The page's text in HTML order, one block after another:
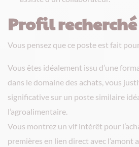
Profil recherché
Vous pensez que ce poste est fait
Vous êtes idéalement issu d’une
dans le domaine des achats, vous
significative sur un poste similaire
l’agroalimentaire.
Vous montrez un vif intérêt pour
premières en lien direct avec l’amont